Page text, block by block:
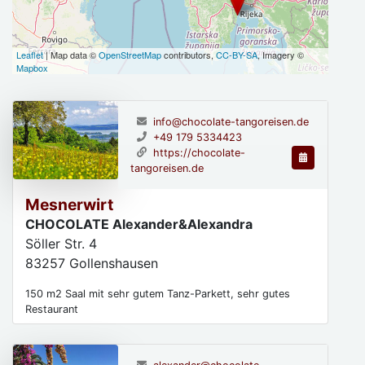
Leaflet| Map data ©OpenStreetMapcontributors, CC-BY-SA, Imagery ©
Mapbox
Mesnerwirt
CHOCOLATE Alexander&Alexandra
Söller Str. 4
83257 Gollenshausen
150 m2 Saal mit sehr gutem Tanz-Parkett, sehr gutes
Restaurant
info@chocolate-tangoreisen.de
+49 179 5334423
https://chocolate-
tangoreisen.de